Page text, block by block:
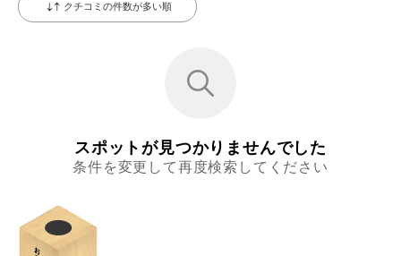
クチコミの件数が多い順
スポットが見つかりませんでした
条件を変更して再度検索してください